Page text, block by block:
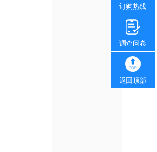
订购热线
调查问卷
返回顶部